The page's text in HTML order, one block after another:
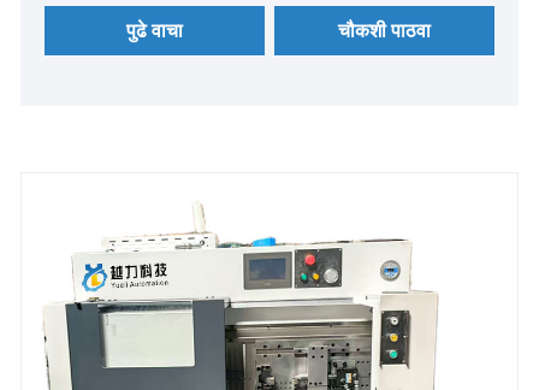
पुढे वाचा चौकशी पाठवा